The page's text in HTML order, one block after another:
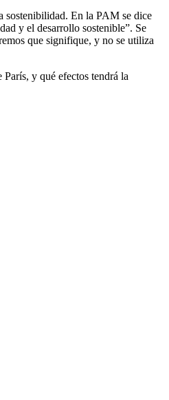
sostenibilidad. En la PAM se dice
y el desarrollo sostenible”. Se
que signifique, y no se utiliza
y qué efectos tendrá la